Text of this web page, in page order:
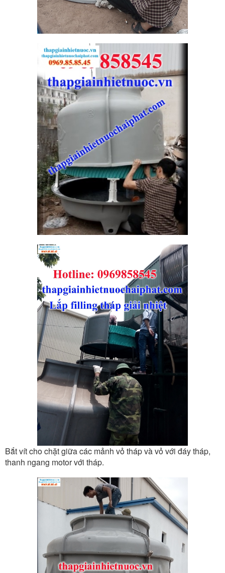
Bắt vít cho chặt giữa các mảnh vỏ tháp và vỏ với đáy tháp,
thanh ngang motor với tháp.